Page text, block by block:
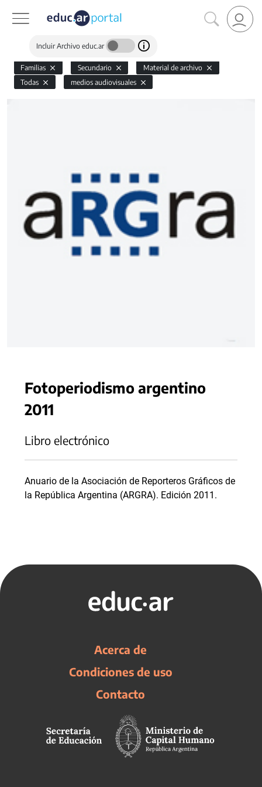
Incluir Archivo educ.ar
Familias Secundario
Material de archivo
Todas
medios audiovisuales
Fotoperiodismo argentino
2011
Libro electrónico
Anuario de la Asociación de Reporteros Gráficos de
la República Argentina (ARGRA). Edición 2011.
Acerca de
Condiciones de uso
Contacto